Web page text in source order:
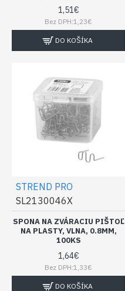
1,51€
Bez DPH:1,23€
DO KOŠÍKA
STREND PRO
SL2130046X
SPONA NA ZVÁRACIU PIŠTOĽ
NA PLASTY, VLNA, 0.8MM,
100KS
1,64€
Bez DPH:1,33€
DO KOŠÍKA